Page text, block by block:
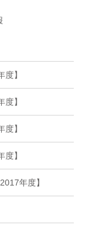
】
】
】
】
年度】